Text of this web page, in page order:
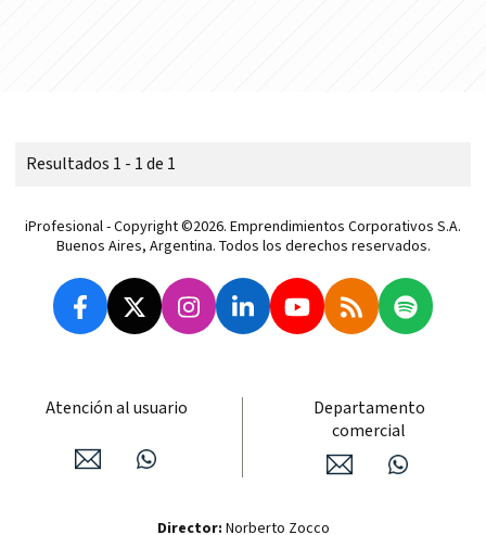
Resultados 1 - 1 de 1
iProfesional - Copyright ©2026. Emprendimientos Corporativos S.A.
Buenos Aires, Argentina. Todos los derechos reservados.
Atención al usuario
Departamento
comercial
Director: Norberto Zocco